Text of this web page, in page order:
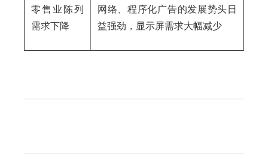
零售业陈列
需求下降
网络、程序化广告的发展势头日
益强劲，显示屏需求大幅减少